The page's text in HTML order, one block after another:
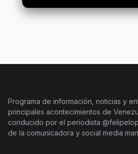
Programa de información, noticias y
principales acontecimientos de
conducido por el periodista
de la comunicadora y social media